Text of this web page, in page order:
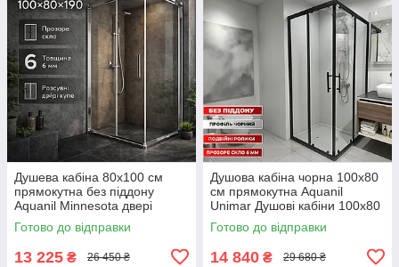
Душева кабіна 80x100 см
прямокутна без піддону
Aquanil Minnesota двері
розсувні
Готово до відправки
13 225 ₴ 26 450 ₴
Душова кабіна чорна 100х80
см прямокутна Aquanil
Unimar Душові кабіни 100х80
см
Готово до відправки
14 840 ₴ 29 680 ₴